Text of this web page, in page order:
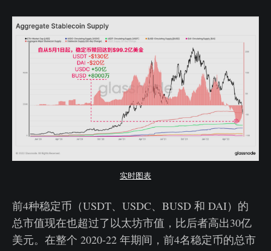
实时图表
前4种稳定币（USDT、USDC、BUSD 和 DAI）的
总市值现在也超过了以太坊市值，比后者高出30亿
美元。在整个 2020-22 年期间，前4名稳定币的总市